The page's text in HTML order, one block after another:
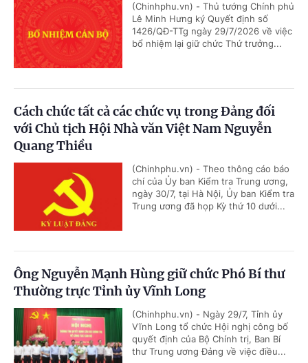
(Chinhphu.vn) - Thủ tướng Chính phủ
Lê Minh Hưng ký Quyết định số
1426/QĐ-TTg ngày 29/7/2026 về việc
bổ nhiệm lại giữ chức Thứ trưởng...
Cách chức tất cả các chức vụ trong Đảng đối
với Chủ tịch Hội Nhà văn Việt Nam Nguyễn
Quang Thiều
(Chinhphu.vn) - Theo thông cáo báo
chí của Ủy ban Kiểm tra Trung ương,
ngày 30/7, tại Hà Nội, Ủy ban Kiểm tra
Trung ương đã họp Kỳ thứ 10 dưới...
Ông Nguyễn Mạnh Hùng giữ chức Phó Bí thư
Thường trực Tỉnh ủy Vĩnh Long
(Chinhphu.vn) - Ngày 29/7, Tỉnh ủy
Vĩnh Long tổ chức Hội nghị công bố
quyết định của Bộ Chính trị, Ban Bí
thư Trung ương Đảng về việc điều...